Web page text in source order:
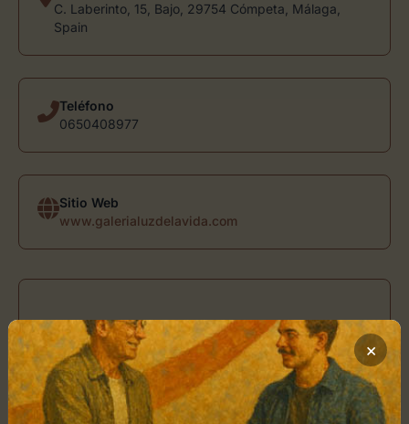
C. Laberinto, 15, Bajo, 29754 Cómpeta, Málaga,
Spain
Teléfono
0650408977
Sitio Web
www.galerialuzdelavida.com
Horario de Apertura
Día
Horarios
Lunes
de -
×